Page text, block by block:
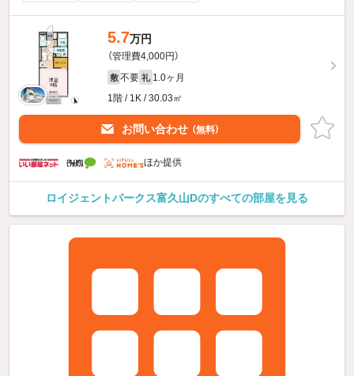
5.7万円
（管理費4,000円）
敷 不要 礼 1.0ヶ月
1階 / 1K / 30.03㎡
お問い合わせ （無料）
ほか提供
ロイジェントパークス富久山Dのすべての部屋を見る